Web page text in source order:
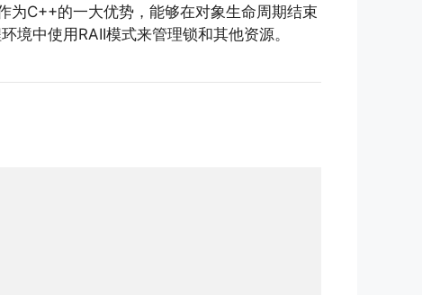
C++的一大优势，能够在对象生命周期结束
境中使用RAII模式来管理锁和其他资源。